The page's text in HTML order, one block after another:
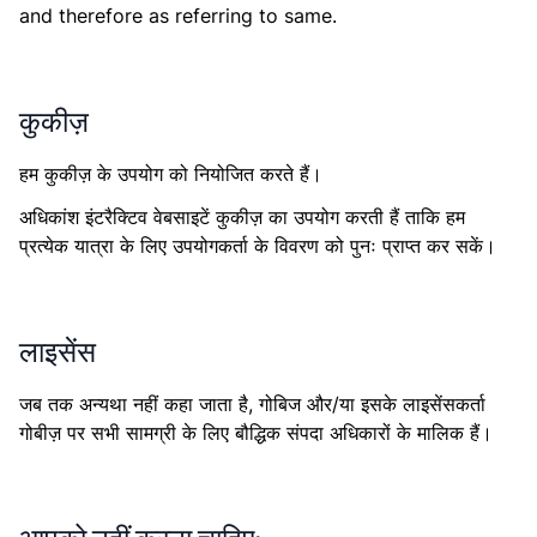
and therefore as referring to same.
कुकीज़
हम कुकीज़ के उपयोग को नियोजित करते हैं।
अधिकांश इंटरैक्टिव वेबसाइटें कुकीज़ का उपयोग करती हैं ताकि हम
प्रत्येक यात्रा के लिए उपयोगकर्ता के विवरण को पुनः प्राप्त कर सकें।
लाइसेंस
जब तक अन्यथा नहीं कहा जाता है, गोबिज और/या इसके लाइसेंसकर्ता
गोबीज़ पर सभी सामग्री के लिए बौद्धिक संपदा अधिकारों के मालिक हैं।